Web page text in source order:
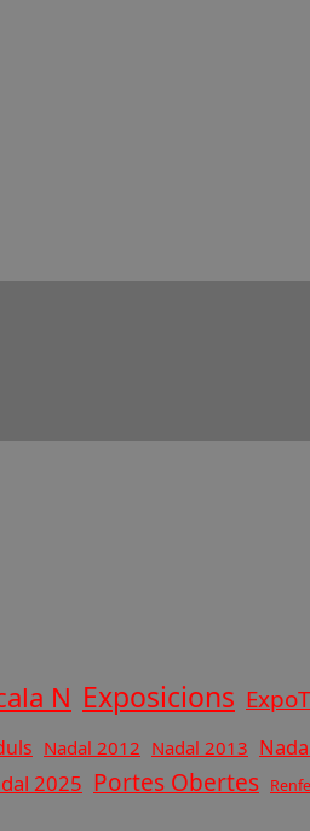
N Exposicions
Nadal 2012 Nadal 2013
2025 Portes Obertes Renfe